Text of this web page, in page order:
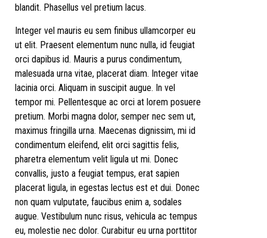
blandit. Phasellus vel pretium lacus.
Integer vel mauris eu sem finibus ullamcorper eu
ut elit. Praesent elementum nunc nulla, id feugiat
orci dapibus id. Mauris a purus condimentum,
malesuada urna vitae, placerat diam. Integer vitae
lacinia orci. Aliquam in suscipit augue. In vel
tempor mi. Pellentesque ac orci at lorem posuere
pretium. Morbi magna dolor, semper nec sem ut,
maximus fringilla urna. Maecenas dignissim, mi id
condimentum eleifend, elit orci sagittis felis,
pharetra elementum velit ligula ut mi. Donec
convallis, justo a feugiat tempus, erat sapien
placerat ligula, in egestas lectus est et dui. Donec
non quam vulputate, faucibus enim a, sodales
augue. Vestibulum nunc risus, vehicula ac tempus
eu, molestie nec dolor. Curabitur eu urna porttitor